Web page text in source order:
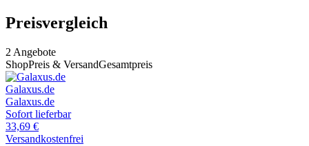
Preisvergleich
2 Angebote
ShopPreis & VersandGesamtpreis
Galaxus.de
Galaxus.de
Sofort lieferbar
33,69 €
Versandkostenfrei